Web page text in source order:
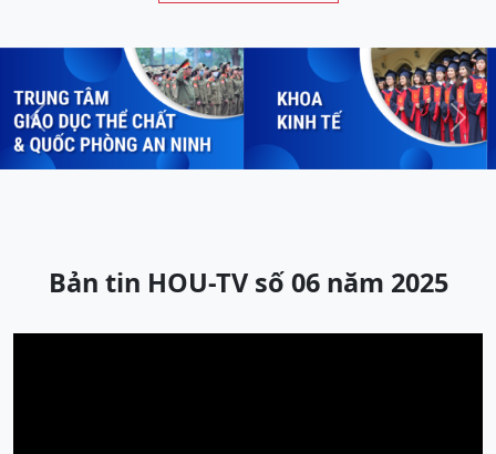
Previous Next
Bản tin HOU-TV số 06 năm 2025